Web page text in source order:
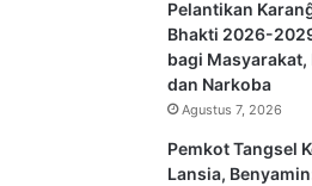
Pelantikan
Bhakti 2026-
bagi
dan Narkoba
Agustus 7, 2026
Pemkot Tangsel
Lansia,